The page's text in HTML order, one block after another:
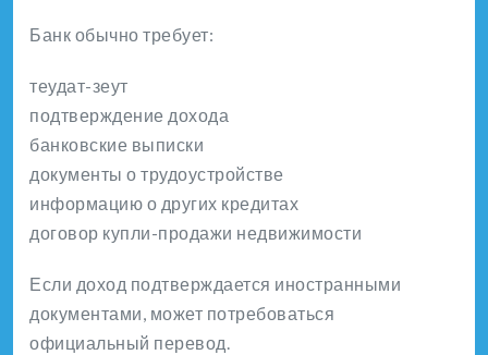
Банк обычно требует:
теудат-зеут
подтверждение дохода
банковские выписки
документы о трудоустройстве
информацию о других кредитах
договор купли-продажи недвижимости
Если доход подтверждается иностранными
документами, может потребоваться
официальный перевод.